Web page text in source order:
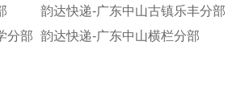
韵达快递-广东中山古镇乐丰分部
分部 韵达快递-广东中山横栏分部